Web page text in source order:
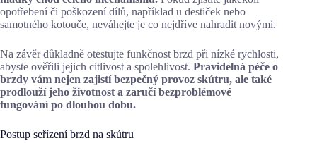
opotřebení či poškození dílů, například u destiček nebo
samotného kotouče, neváhejte je co nejdříve nahradit novými.
Na závěr důkladně otestujte funkčnost brzd při nízké rychlosti,
abyste ověřili jejich citlivost a spolehlivost. Pravidelná péče o
brzdy vám nejen zajistí bezpečný provoz skútru, ale také
prodlouží jeho životnost a zaručí bezproblémové
fungování po dlouhou dobu.
Postup seřízení brzd na skútru